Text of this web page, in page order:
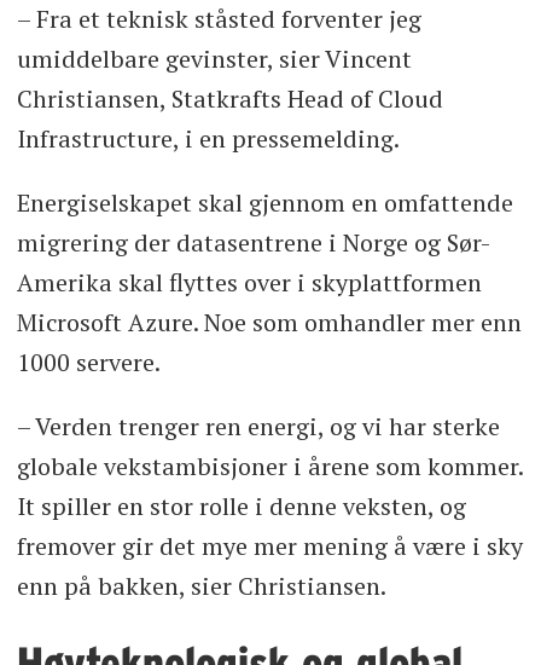
– Fra et teknisk ståsted forventer jeg
umiddelbare gevinster, sier Vincent
Christiansen, Statkrafts Head of Cloud
Infrastructure, i en pressemelding.
Energiselskapet skal gjennom en omfattende
migrering der datasentrene i Norge og Sør-
Amerika skal flyttes over i skyplattformen
Microsoft Azure. Noe som omhandler mer enn
1000 servere.
– Verden trenger ren energi, og vi har sterke
globale vekstambisjoner i årene som kommer.
It spiller en stor rolle i denne veksten, og
fremover gir det mye mer mening å være i sky
enn på bakken, sier Christiansen.